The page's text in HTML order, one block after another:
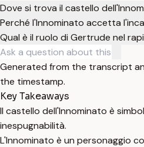
Dove si trova il castello
Perché l'Innominato accetta
Qual è il ruolo di Gertrude nel
Generated from the transcript
the timestamp.
Key Takeaways
Il castello dell'Innominato è
inespugnabilità.
L'Innominato è un personaggio